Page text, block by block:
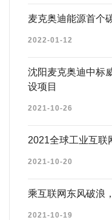
麦克奥迪能源首个
2022-01-12
沈阳麦克奥迪中标
设项目
2021-10-26
2021全球工业互联
2021-10-20
乘互联网东风破浪
2021-10-19